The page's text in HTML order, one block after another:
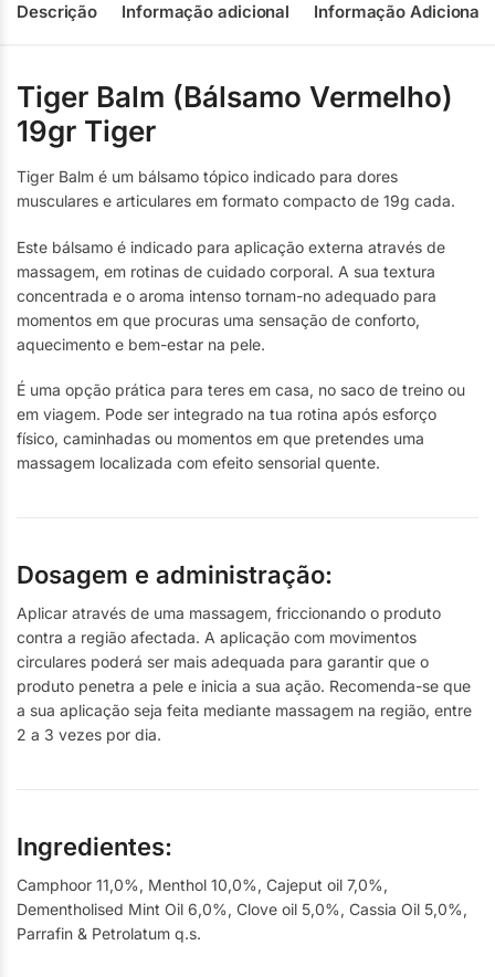
Descrição Informação adicional Informação Adicional
Tiger Balm (Bálsamo Vermelho)
19gr Tiger
Tiger Balm é um bálsamo tópico indicado para dores
musculares e articulares em formato compacto de 19g cada.
Este bálsamo é indicado para aplicação externa através de
massagem, em rotinas de cuidado corporal. A sua textura
concentrada e o aroma intenso tornam-no adequado para
momentos em que procuras uma sensação de conforto,
aquecimento e bem-estar na pele.
É uma opção prática para teres em casa, no saco de treino ou
em viagem. Pode ser integrado na tua rotina após esforço
físico, caminhadas ou momentos em que pretendes uma
massagem localizada com efeito sensorial quente.
Dosagem e administração:
Aplicar através de uma massagem, friccionando o produto
contra a região afectada. A aplicação com movimentos
circulares poderá ser mais adequada para garantir que o
produto penetra a pele e inicia a sua ação. Recomenda-se que
a sua aplicação seja feita mediante massagem na região, entre
2 a 3 vezes por dia.
Ingredientes:
Camphoor 11,0%, Menthol 10,0%, Cajeput oil 7,0%,
Dementholised Mint Oil 6,0%, Clove oil 5,0%, Cassia Oil 5,0%,
Parrafin & Petrolatum q.s.